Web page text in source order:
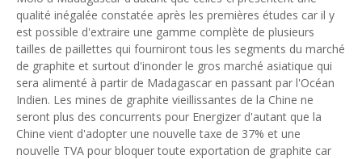
qualité inégalée constatée après les premières études car il y
est possible d'extraire une gamme complète de plusieurs
tailles de paillettes qui fourniront tous les segments du marché
de graphite et surtout d'inonder le gros marché asiatique qui
sera alimenté à partir de Madagascar en passant par l'Océan
Indien. Les mines de graphite vieillissantes de la Chine ne
seront plus des concurrents pour Energizer d'autant que la
Chine vient d'adopter une nouvelle taxe de 37% et une
nouvelle TVA pour bloquer toute exportation de graphite car